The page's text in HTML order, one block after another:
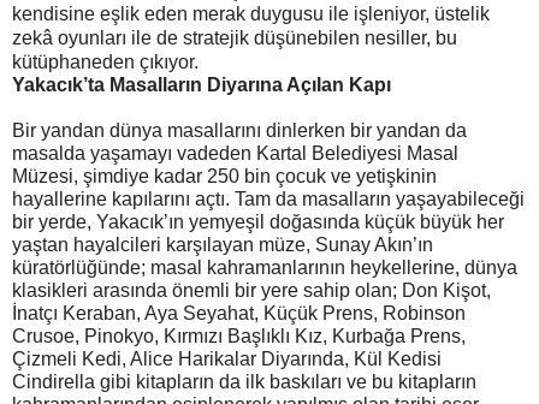
kendisine eşlik eden merak duygusu ile işleniyor, üstelik
zekâ oyunları ile de stratejik düşünebilen nesiller, bu
kütüphaneden çıkıyor.
Yakacık’ta Masalların Diyarına Açılan Kapı
Bir yandan dünya masallarını dinlerken bir yandan da
masalda yaşamayı vadeden Kartal Belediyesi Masal
Müzesi, şimdiye kadar 250 bin çocuk ve yetişkinin
hayallerine kapılarını açtı. Tam da masalların yaşayabileceği
bir yerde, Yakacık’ın yemyeşil doğasında küçük büyük her
yaştan hayalcileri karşılayan müze, Sunay Akın’ın
küratörlüğünde; masal kahramanlarının heykellerine, dünya
klasikleri arasında önemli bir yere sahip olan; Don Kişot,
İnatçı Keraban, Aya Seyahat, Küçük Prens, Robinson
Crusoe, Pinokyo, Kırmızı Başlıklı Kız, Kurbağa Prens,
Çizmeli Kedi, Alice Harikalar Diyarında, Kül Kedisi
Cindirella gibi kitapların da ilk baskıları ve bu kitapların